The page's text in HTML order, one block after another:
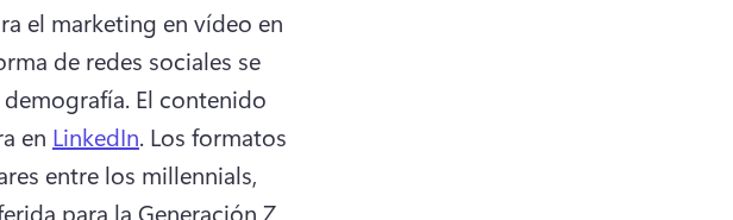
el marketing en vídeo en
de redes sociales se
El contenido
en LinkedIn. Los formatos
entre los millennials,
para la Generación Z